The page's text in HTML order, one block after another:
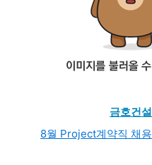
금호건설
8월 Project계약직 채용